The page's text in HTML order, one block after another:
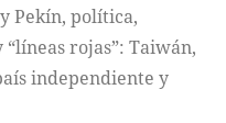
Pekín, política,
rojas”: Taiwán,
independiente y